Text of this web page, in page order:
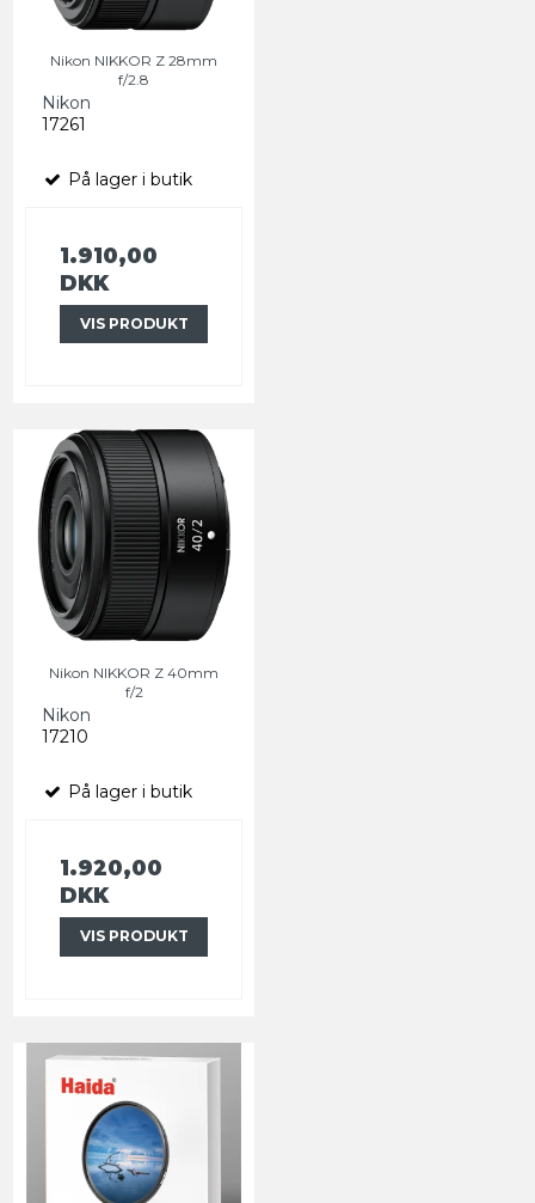
Nikon NIKKOR Z 28mm
f/2.8
Nikon
17261
På lager i butik
1.910,00
DKK
VIS PRODUKT
Nikon NIKKOR Z 40mm
f/2
Nikon
17210
På lager i butik
1.920,00
DKK
VIS PRODUKT